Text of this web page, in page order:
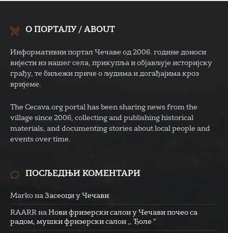
О ПОРТАЛУ / ABOUT
Информативни портал Чечаве од 2006. године доноси
вијести из нашег села, прикупља и објављује историјску
грађу, те биљежи приче о људима и догађајима кроз
вријеме.
The Cecava.org portal has been sharing news from the
village since 2006, collecting and publishing historical
materials, and documenting stories about local people and
events over time.
ПОСЉЕДЊИ КОМЕНТАРИ
Marko на Засеоци у Чечави
RAARR на Нови фризерски салон у Чечави почео са
радом, мушки фризерски салон ,, Ђоле “